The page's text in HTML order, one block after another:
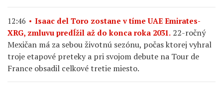
12:46
Isaac del Toro zostane v tíme UAE Emirates-
XRG, zmluvu predĺžil až do konca roka 2031. 22-ročný
Mexičan má za sebou životnú sezónu, počas ktorej vyhral
troje etapové preteky a pri svojom debute na Tour de
France obsadil celkové tretie miesto.